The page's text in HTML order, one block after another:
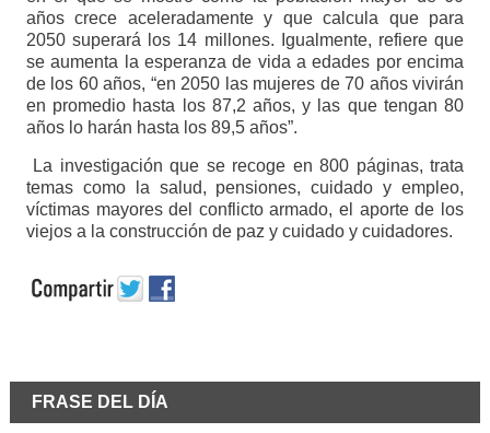
años crece aceleradamente y que calcula que para
2050 superará los 14 millones. Igualmente, refiere que
se aumenta la esperanza de vida a edades por encima
de los 60 años, “en 2050 las mujeres de 70 años vivirán
en promedio hasta los 87,2 años, y las que tengan 80
años lo harán hasta los 89,5 años”.
La investigación que se recoge en 800 páginas, trata
temas como la salud, pensiones, cuidado y empleo,
víctimas mayores del conflicto armado, el aporte de los
viejos a la construcción de paz y cuidado y cuidadores.
FRASE DEL DÍA